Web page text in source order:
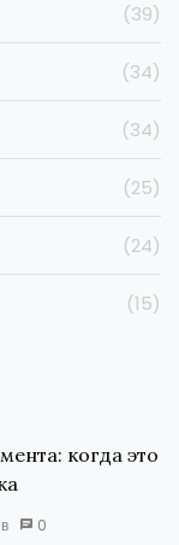
(39)
(34)
(34)
(25)
(24)
(15)
когда это
0